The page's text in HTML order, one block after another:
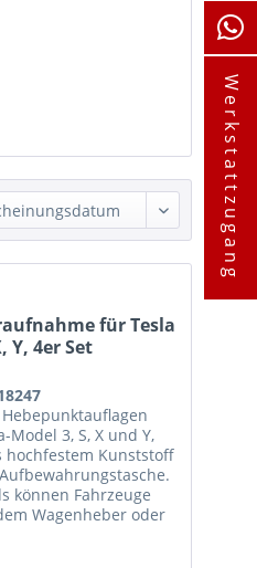
für Tesla
Y, 4er Set
Model 3, S, X und Y,
hochfestem Kunststoff
können Fahrzeuge
Wagenheber oder
Werkstattzugang